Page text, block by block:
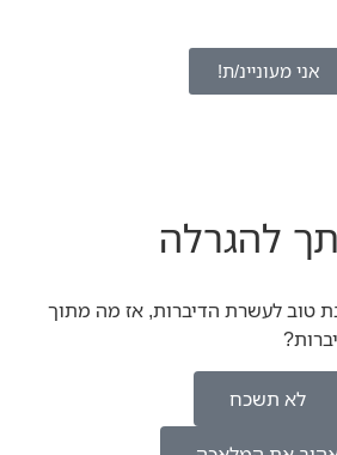
אני מעוניינ/ת!
להגרלה
טוב לעשרת הדיברות, אז מה מתוך
לא תשכח